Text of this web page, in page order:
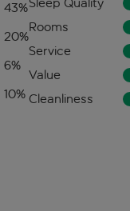
43%
20%
6%
10%
Rooms
Service
Value
Cleanliness